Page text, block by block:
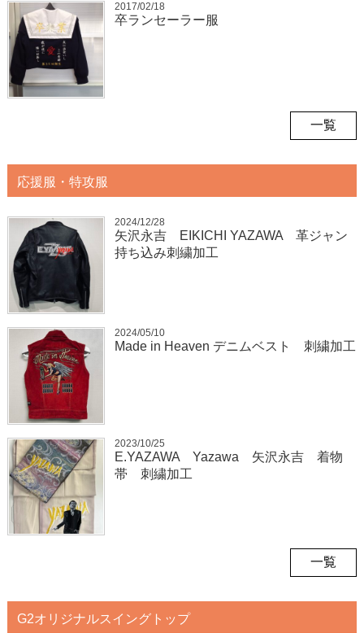
2017/02/18
卒ランセーラー服
一覧
応援服・特攻服
2024/12/28
矢沢永吉 EIKICHI YAZAWA 革ジャン
持ち込み刺繍加工
2024/05/10
Made in Heaven デニムベスト 刺繍加工
2023/10/25
E.YAZAWA Yazawa 矢沢永吉 着物
帯 刺繍加工
一覧
G2オリジナルスイングトップ